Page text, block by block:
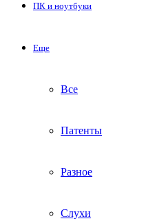
ПК и ноутбуки
Еще
Все
Патенты
Разное
Слухи